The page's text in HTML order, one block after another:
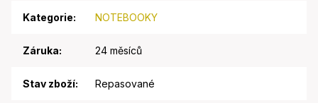
Kategorie: NOTEBOOKY
Záruka: 24 měsíců
Stav zboží: Repasované